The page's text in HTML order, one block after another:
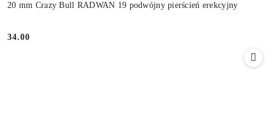
20 mm Crazy Bull RADWAN 19 podwójny pierścień erekcyjny
Cena:
34.00